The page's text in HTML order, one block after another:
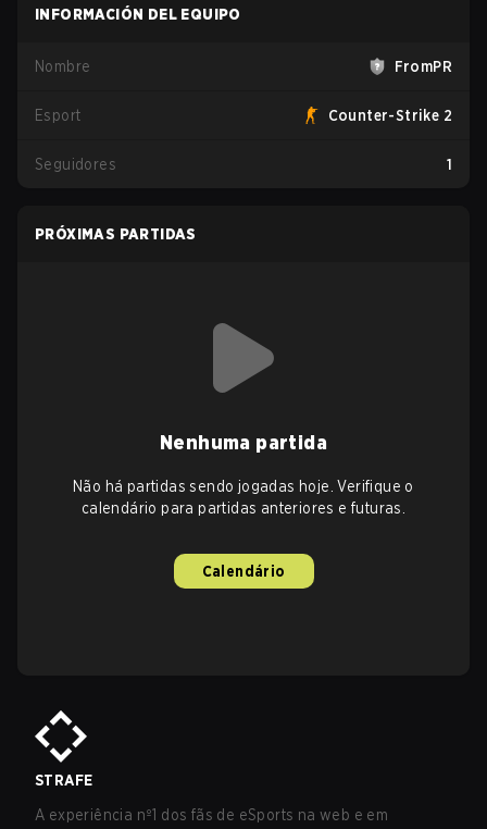
INFORMACIÓN DEL EQUIPO
Nombre FromPR
Esport Counter-Strike 2
Seguidores 1
PRÓXIMAS PARTIDAS
Nenhuma partida
Não há partidas sendo jogadas hoje. Verifique o
calendário para partidas anteriores e futuras.
Calendário
STRAFE
A experiência nº1 dos fãs de eSports na web e em